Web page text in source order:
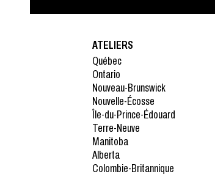
ATELIERS
Québec
Ontario
Nouveau-Brunswick
Nouvelle-Écosse
Île-du-Prince-Édouard
Terre-Neuve
Manitoba
Alberta
Colombie-Britannique